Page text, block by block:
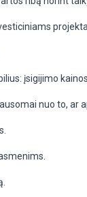
įsigijimo
nuo to,